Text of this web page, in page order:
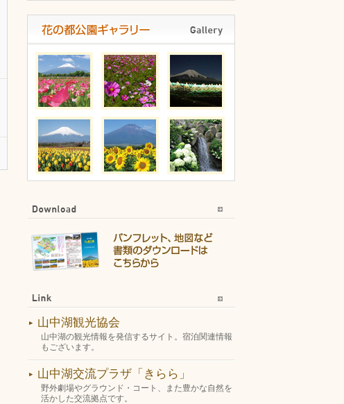
山中湖観光協会
山中湖の観光情報を発信するサイト。宿泊関連情報
もございます。
山中湖交流プラザ「きらら」
野外劇場やグラウンド・コート、また豊かな自然を
活かした交流拠点です。